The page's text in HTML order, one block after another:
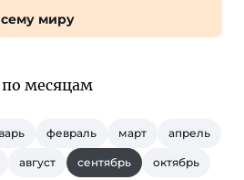
миру
месяцам
февраль март апрель
август сентябрь октябрь